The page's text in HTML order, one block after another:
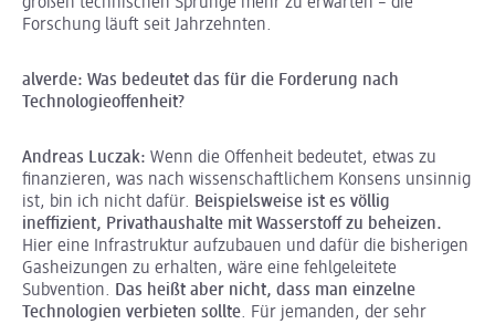
großen technischen Sprünge mehr zu erwarten – die
Forschung läuft seit Jahrzehnten.
alverde: Was bedeutet das für die Forderung nach
Technologieoffenheit?
Andreas Luczak: Wenn die Offenheit bedeutet, etwas zu
finanzieren, was nach wissenschaftlichem Konsens unsinnig
ist, bin ich nicht dafür. Beispielsweise ist es völlig
ineffizient, Privathaushalte mit Wasserstoff zu beheizen.
Hier eine Infrastruktur aufzubauen und dafür die bisherigen
Gasheizungen zu erhalten, wäre eine fehlgeleitete
Subvention. Das heißt aber nicht, dass man einzelne
Technologien verbieten sollte. Für jemanden, der sehr